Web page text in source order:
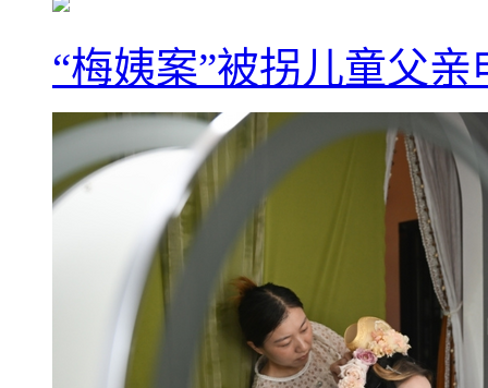
“梅姨案”被拐儿童父